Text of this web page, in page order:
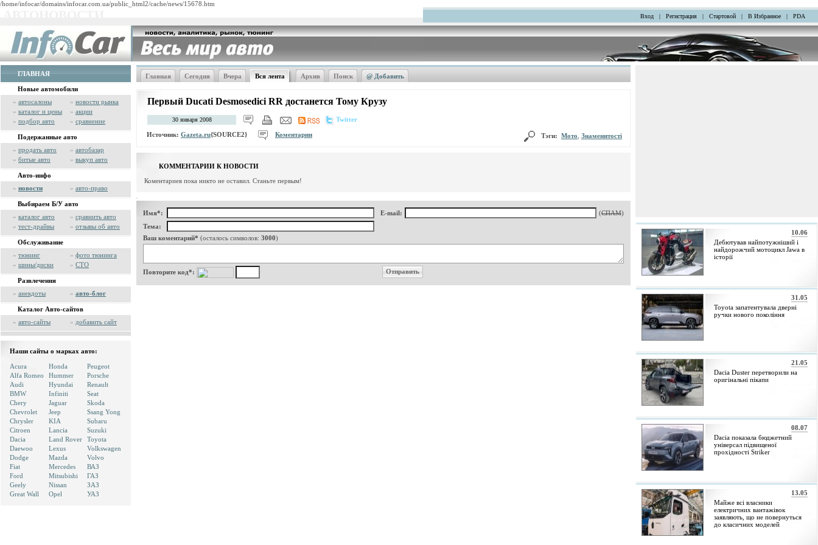
/home/infocar/domains/infocar.com.ua/public_html2/cache/news/15678.htm
Вход | Регистрация | Стартовой | В Избранное | PDA
ГЛАВНАЯ
Новые автомобили
» автосалоны » новости рынка
» каталог и цены » акции
» подбор авто » сравнение
Подержанные авто
» продать авто » автобазар
» битые авто » выкуп авто
Авто-инфо
» новости » авто-право
Выбираем Б/У авто
» каталог авто » сравнить авто
» тест-драйвы » отзывы об авто
Обслуживание
» тюнинг » фото тюнинга
» шины/диски » СТО
Развлечения
» анекдоты » авто-блог
Каталог Авто-сайтов
» авто-сайты » добавить сайт
Наши сайты о марках авто:
Acura
Alfa Romeo
Audi
BMW
Chery
Chevrolet
Chrysler
Citroen
Dacia
Daewoo
Dodge
Fiat
Ford
Geely
Great Wall
Honda
Hummer
Hyundai
Infiniti
Jaguar
Jeep
KIA
Lancia
Land Rover
Lexus
Mazda
Mercedes
Mitsubishi
Nissan
Opel
Peugeot
Porsche
Renault
Seat
Skoda
Ssang Yong
Subaru
Suzuki
Toyota
Volkswagen
Volvo
ВАЗ
ГАЗ
ЗАЗ
УАЗ
Главная Сегодня Вчера Вся лента Архив Поиск @ Добавить
Первый Ducati Desmosedici RR достанется Тому Крузу
30 января 2008 Twitter
Источник: Gazeta.ru{SOURCE2} Коментарии Тэги: Мото Знаменитості
КОММЕНТАРИИ К НОВОСТИ
Коментариев пока никто не оставил. Станьте первым!
Имя*: E-mail: (СПАМ)
Тема:
Ваш коментарий* (осталось символов: 3000)
Повторите код*:
10.06
Дебютував найпотужніший і
найдорожчий мотоцикл Jawa в
історії
31.05
Toyota запатентувала дверні
ручки нового покоління
21.05
Dacia Duster перетворили на
оригінальні пікапи
08.07
Dacia показала бюджетний
універсал підвищеної
прохідності Striker
13.05
Майже всі власники
електричних вантажівок
заявляють, що не повернуться
до класичних моделей